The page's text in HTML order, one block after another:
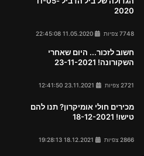
2020
7748 צפיות
חשוב לזכור... היום שאחרי
השקורונה! 23-11-2021
2721 צפיות
מכירים חולי אומיקרון? תנו להם
טישו! 18-12-2021
2866 צפיות